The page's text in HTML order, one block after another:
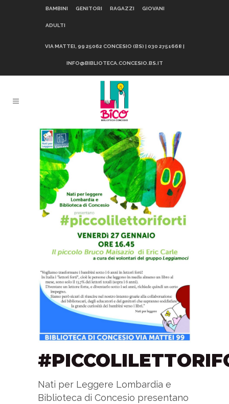
BAMBINI GENITORI RAGAZZI GIOVANI
ADULTI
VIA MATTEI, 99 25062 CONCESIO (BS) | 030 2751668 |
INFO@BIBLIOTECA.CONCESIO.BS.IT
Nati per Leggere Lombardia e
Biblioteca di Concesio presentano